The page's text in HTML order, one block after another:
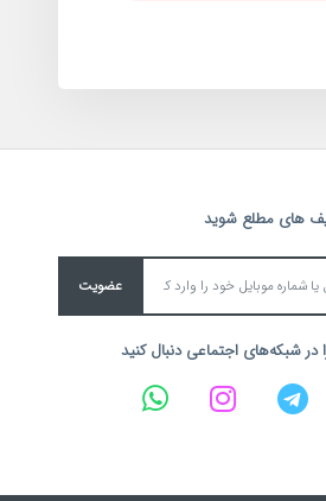
های مطلع شوید
عضویت
در شبکه‌های اجتماعی دنبال کنید